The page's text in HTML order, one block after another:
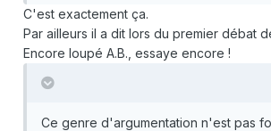
C'est exactement ça.
Par ailleurs il a dit lors du premier débat
Encore loupé A.B., essaye encore !
Ce genre d'argumentation n'est pas